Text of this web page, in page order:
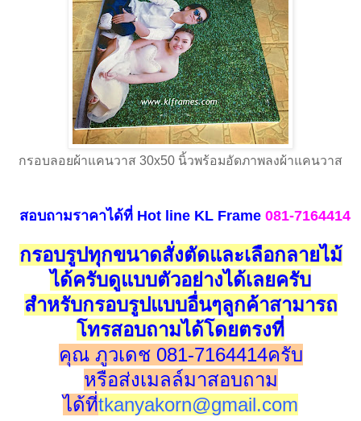
กรอบลอยผ้าแคนวาส 30x50 นิ้วพร้อมอัดภาพลงผ้าแคนวาส
สอบถามราคาได้ที่ Hot lineKL Frame081-7164414
กรอบรูปทุกขนาดสั่งตัดและเลือกลายไม้
ได้ครับดูแบบตัวอย่างได้เลยครับ
สำหรับกรอบรูปแบบอื่นๆลูกค้าสามารถ
โทรสอบถามได้โดยตรงที่
คุณ ภูวเดช 081-7164414ครับ
หรือส่งเมลล์มาสอบถาม
ได้ที่tkanyakorn@gmail.com